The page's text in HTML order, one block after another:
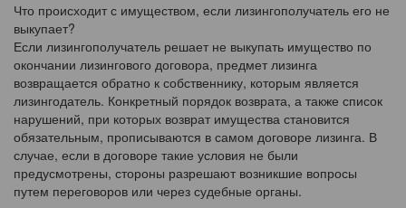
Что происходит с имуществом, если лизингополучатель его не
выкупает?
Если лизингополучатель решает не выкупать имущество по
окончании лизингового договора, предмет лизинга
возвращается обратно к собственнику, которым является
лизингодатель. Конкретный порядок возврата, а также список
нарушений, при которых возврат имущества становится
обязательным, прописываются в самом договоре лизинга. В
случае, если в договоре такие условия не были
предусмотрены, стороны разрешают возникшие вопросы
путем переговоров или через судебные органы.